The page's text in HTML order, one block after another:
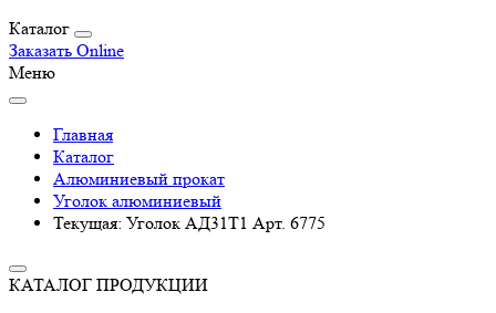
Каталог
Заказать Online
Меню
Главная
Каталог
Алюминиевый прокат
Уголок алюминиевый
Текущая: Уголок АД31Т1 Арт. 6775
КАТАЛОГ ПРОДУКЦИИ